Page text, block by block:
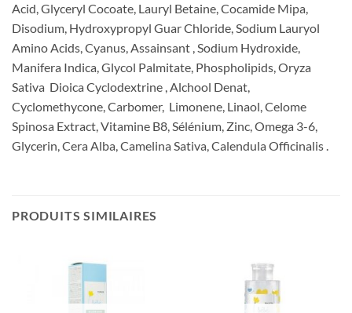
Acid, Glyceryl Cocoate, Lauryl Betaine, Cocamide Mipa,
Disodium, Hydroxypropyl Guar Chloride, Sodium Lauryol
Amino Acids, Cyanus, Assainsant , Sodium Hydroxide,
Manifera Indica, Glycol Palmitate, Phospholipids, Oryza
Sativa Dioica Cyclodextrine , Alchool Denat,
Cyclomethycone, Carbomer, Limonene, Linaol, Celome
Spinosa Extract, Vitamine B8, Sélénium, Zinc, Omega 3-6,
Glycerin, Cera Alba, Camelina Sativa, Calendula Officinalis .
PRODUITS SIMILAIRES